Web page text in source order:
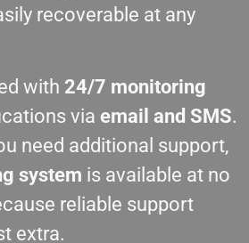
recoverable at any
with 24/7 monitoring
via email and SMS.
need additional support,
system is available at no
reliable support
extra.